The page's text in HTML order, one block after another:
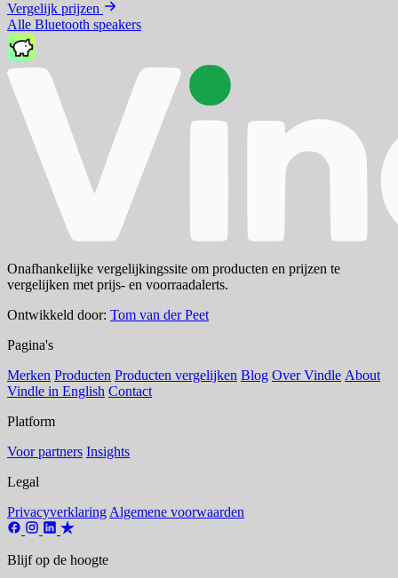
Vergelijk prijzen
Alle Bluetooth speakers
Onafhankelijke vergelijkingssite om producten en prijzen te
vergelijken met prijs- en voorraadalerts.
Ontwikkeld door: Tom van der Peet
Pagina's
Merken Producten Producten vergelijken Blog Over Vindle About
Vindle in English Contact
Platform
Voor partners Insights
Legal
Privacyverklaring Algemene voorwaarden
Blijf op de hoogte